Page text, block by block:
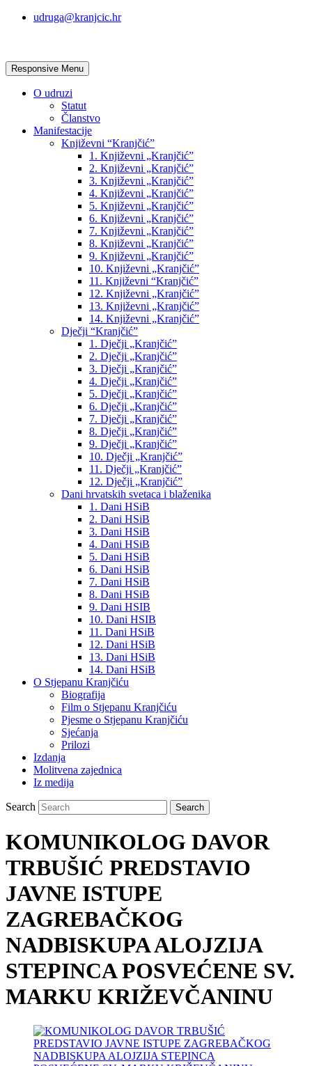
udruga@kranjcic.hr
Responsive Menu
O udruzi
Statut
Članstvo
Manifestacije
Književni “Kranjčić”
1. Književni „Kranjčić”
2. Književni „Kranjčić”
3. Književni „Kranjčić”
4. Književni „Kranjčić”
5. Književni „Kranjčić”
6. Književni „Kranjčić”
7. Književni „Kranjčić”
8. Književni „Kranjčić”
9. Književni „Kranjčić”
10. Književni „Kranjčić”
11. Književni “Kranjčić”
12. Književni „Kranjčić”
13. Književni „Kranjčić”
14. Književni „Kranjčić”
Dječji “Kranjčić”
1. Dječji „Kranjčić”
2. Dječji „Kranjčić”
3. Dječji „Kranjčić”
4. Dječji „Kranjčić”
5. Dječji „Kranjčić”
6. Dječji „Kranjčić”
7. Dječji „Kranjčić”
8. Dječji „Kranjčić”
9. Dječji „Kranjčić”
10. Dječji „Kranjčić”
11. Dječji „Kranjčić”
12. Dječji „Kranjčić”
Dani hrvatskih svetaca i blaženika
1. Dani HSiB
2. Dani HSiB
3. Dani HSiB
4. Dani HSiB
5. Dani HSiB
6. Dani HSiB
7. Dani HSiB
8. Dani HSiB
9. Dani HSIB
10. Dani HSIB
11. Dani HSiB
12. Dani HSiB
13. Dani HSiB
14. Dani HSiB
O Stjepanu Kranjčiću
Biografija
Film o Stjepanu Kranjčiću
Pjesme o Stjepanu Kranjčiću
Sjećanja
Prilozi
Izdanja
Molitvena zajednica
Iz medija
Search
KOMUNIKOLOG DAVOR
TRBUŠIĆ PREDSTAVIO
JAVNE ISTUPE
ZAGREBAČKOG
NADBISKUPA ALOJZIJA
STEPINCA POSVEĆENE SV.
MARKU KRIŽEVČANINU